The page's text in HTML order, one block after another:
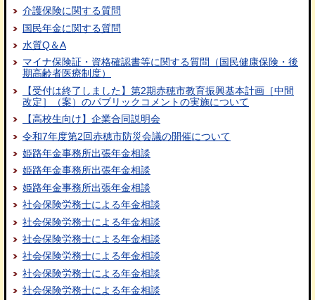
介護保険に関する質問
国民年金に関する質問
水質Q＆A
マイナ保険証・資格確認書等に関する質問（国民健康保険・後
期高齢者医療制度）
【受付は終了しました】第2期赤穂市教育振興基本計画［中間
改定］（案）のパブリックコメントの実施について
【高校生向け】企業合同説明会
令和7年度第2回赤穂市防災会議の開催について
姫路年金事務所出張年金相談
姫路年金事務所出張年金相談
姫路年金事務所出張年金相談
社会保険労務士による年金相談
社会保険労務士による年金相談
社会保険労務士による年金相談
社会保険労務士による年金相談
社会保険労務士による年金相談
社会保険労務士による年金相談